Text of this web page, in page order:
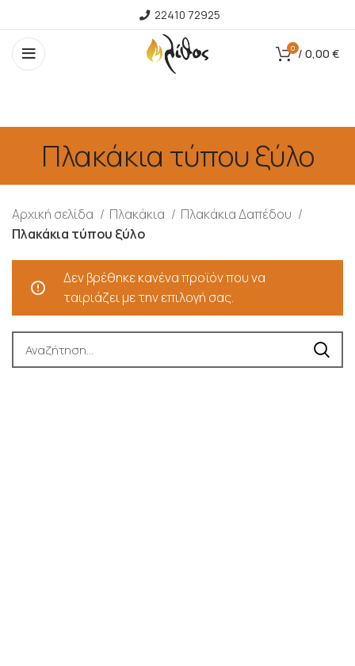
22410 72925
0 / 0,00 €
Πλακάκια τύπου ξύλο
Αρχική σελίδα Πλακάκια
Πλακάκια Δαπέδου
Πλακάκια τύπου ξύλο
Δεν βρέθηκε κανένα προϊόν που να
ταιριάζει με την επιλογή σας.